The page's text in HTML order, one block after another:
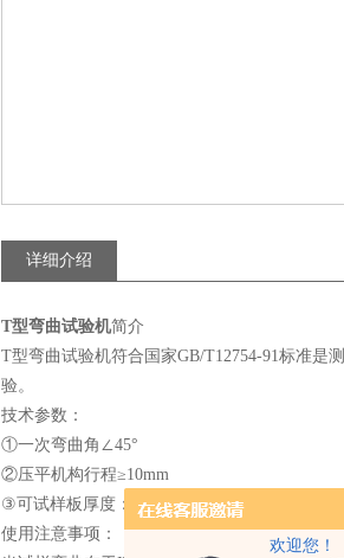
欢迎您！
详细介绍
T型弯曲试验机简介
T型弯曲试验机符合国家GB/T12754-91标准是
验。
技术参数：
①一次弯曲角∠45°
②压平机构行程≥10mm
③可试样板厚度：0.5～1.0mm
使用注意事项：